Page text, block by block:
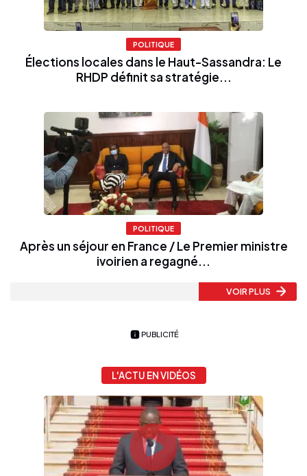
POLITIQUE
Élections locales dans le Haut-Sassandra: Le
RHDP définit sa stratégie...
POLITIQUE
Après un séjour en France / Le Premier ministre
ivoirien a regagné...
VOIR PLUS
PUBLICITÉ
L'ACTU EN VIDÉOS